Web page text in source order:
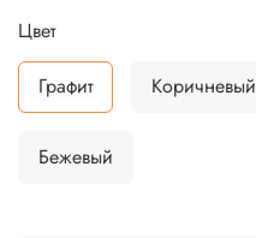
Цвет
Графит Коричневый
Бежевый